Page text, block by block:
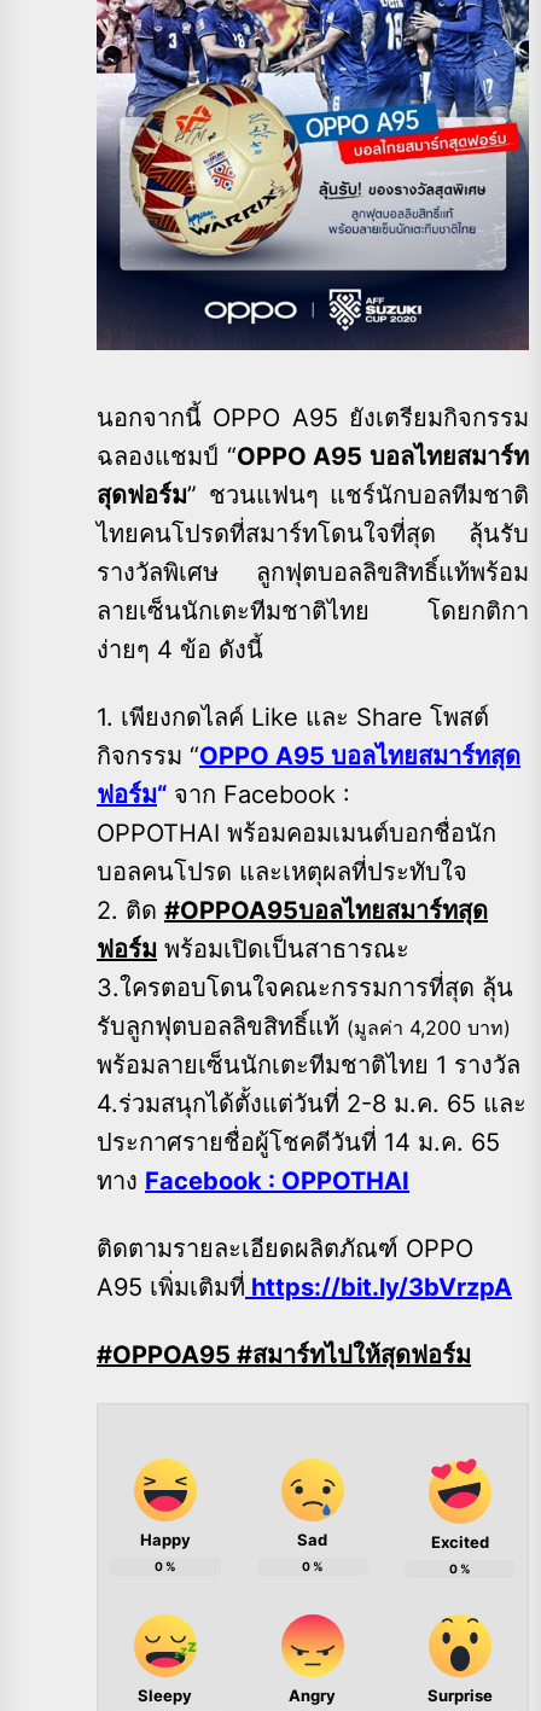
นอกจากนี้ OPPO A95 ยังเตรียมกิจกรรม
ฉลองแชมป์ “OPPO A95 บอลไทยสมาร์ท
สุดฟอร์ม” ชวนแฟนๆ แชร์นักบอลทีมชาติ
ไทยคนโปรดที่สมาร์ทโดนใจที่สุด ลุ้นรับ
รางวัลพิเศษ ลูกฟุตบอลลิขสิทธิ์แท้พร้อม
ลายเซ็นนักเตะทีมชาติไทย โดยกติกา
ง่ายๆ 4 ข้อ ดังนี้
1. เพียงกดไลค์ Like และ Share โพสต์
กิจกรรม “OPPO A95 บอลไทยสมาร์ทสุด
ฟอร์ม“ จาก Facebook :
OPPOTHAI พร้อมคอมเมนต์บอกชื่อนัก
บอลคนโปรด และเหตุผลที่ประทับใจ
2. ติด #OPPOA95บอลไทยสมาร์ทสุด
ฟอร์ม พร้อมเปิดเป็นสาธารณะ
3.ใครตอบโดนใจคณะกรรมการที่สุด ลุ้น
รับลูกฟุตบอลลิขสิทธิ์แท้ (มูลค่า 4,200 บาท)
พร้อมลายเซ็นนักเตะทีมชาติไทย 1 รางวัล
4.ร่วมสนุกได้ตั้งแต่วันที่ 2-8 ม.ค. 65 และ
ประกาศรายชื่อผู้โชคดีวันที่ 14 ม.ค. 65
ทาง Facebook : OPPOTHAI
ติดตามรายละเอียดผลิตภัณฑ์ OPPO
A95 เพิ่มเติมที่ https://bit.ly/3bVrzpA
#OPPOA95 #สมาร์ทไปให้สุดฟอร์ม
Happy
0%
Sad
0%
Excited
0%
Sleepy Angry Surprise